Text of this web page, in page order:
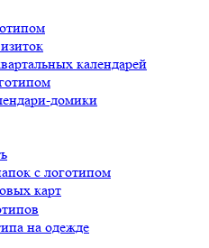
календарей
домики
с логотипом
карт
на одежде